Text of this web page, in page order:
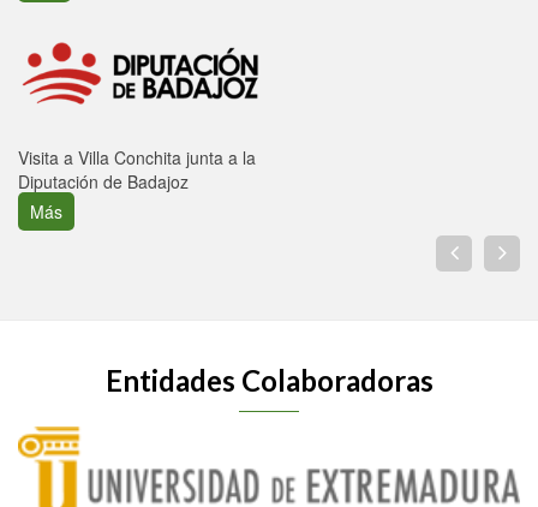
Visita a Villa Conchita junta a la
Diputación de Badajoz
Más
Entidades Colaboradoras